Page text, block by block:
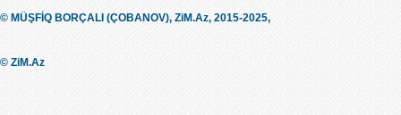
© MÜŞFİQ BORÇALI (ÇOBANOV), ZiM.Az, 2015-2025,
© ZiM.Az